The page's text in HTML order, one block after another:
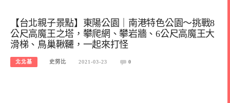
【台北親子景點】東陽公園｜南港特色公園～挑戰8
公尺高魔王之塔，攀爬網、攀岩牆、6公尺高魔王大
滑梯、鳥巢鞦韆，一起來打怪
北北基 史努比 2021-03-23 0